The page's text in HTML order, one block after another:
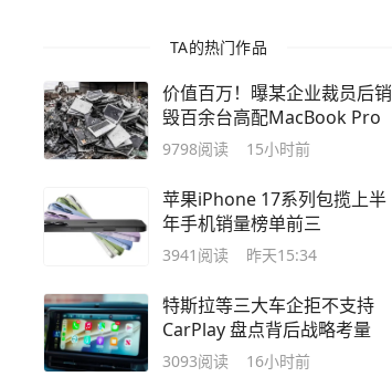
TA的热门作品
价值百万！曝某企业裁员后销
毁百余台高配MacBook Pro
9798阅读 15小时前
苹果iPhone 17系列包揽上半
年手机销量榜单前三
3941 阅读 昨天15:34
特斯拉等三大车企拒不支持
CarPlay 盘点背后战略考量
3093阅读 16小时前